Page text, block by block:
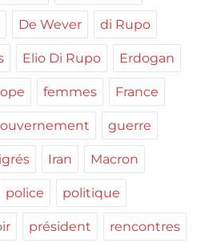
De Wever di Rupo
Elio Di Rupo Erdogan
femmes France
guerre
Iran Macron
police politique
président rencontres